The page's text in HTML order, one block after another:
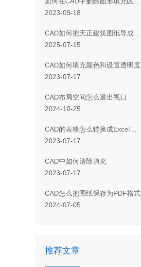
2023-09-18
CAD如何把天正建筑图纸导成天正T3/T8/T9格式版本
2025-07-15
CAD如何填充颜色和设置透明度
2023-07-17
CAD布局空间怎么退出视口
2024-10-25
CAD 的表格怎么转换成Excel表格
2023-07-17
CAD 中如何清除填充
2023-07-17
CAD怎么把图纸保存为PDF格式
2024-07-05
推荐文章